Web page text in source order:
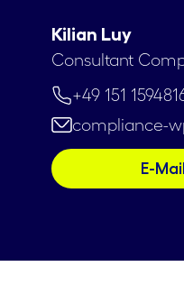
Kilian Luy
Consultant
+49 151
compliance-
E-